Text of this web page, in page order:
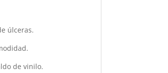
úlceras.
de vinilo.